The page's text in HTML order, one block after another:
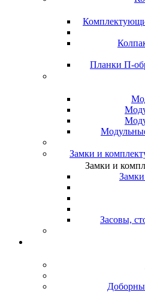
Планки П-
Замки и
Замки и
Засовы,